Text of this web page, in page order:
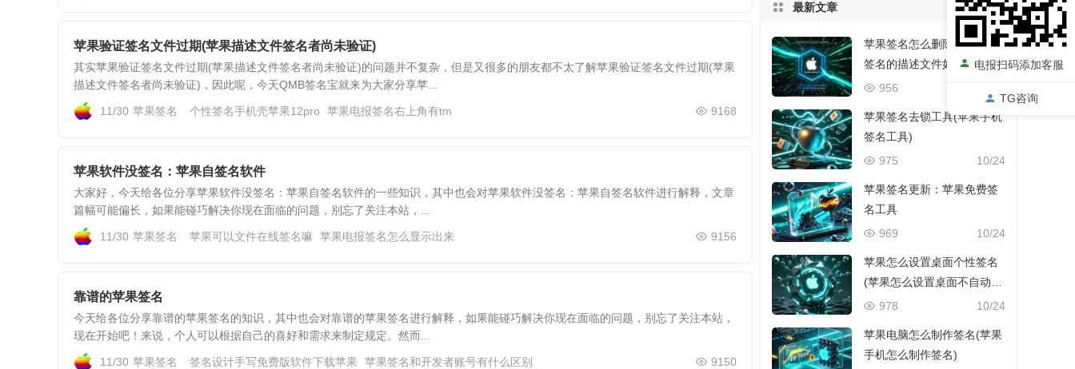
苹果验证签名文件过期(苹果描述文件签名者尚未验证)
其实苹果验证签名文件过期(苹果描述文件签名者尚未验证)的问题并不复杂，但是又很多的朋友都不太了解苹果验证签名文件过期(苹果
描述文件签名者尚未验证)，因此呢，今天QMB签名宝就来为大家分享苹...
11/30 苹果签名 9168
个性签名手机壳苹果12pro 苹果电报签名右上角有tm
苹果软件没签名：苹果自签名软件
大家好，今天给各位分享苹果软件没签名：苹果自签名软件的一些知识，其中也会对苹果软件没签名：苹果自签名软件进行解释，文章
篇幅可能偏长，如果能碰巧解决你现在面临的问题，别忘了关注本站，...
11/30 苹果签名 9156
苹果可以文件在线签名嘛 苹果电报签名怎么显示出来
靠谱的苹果签名
今天给各位分享靠谱的苹果签名的知识，其中也会对靠谱的苹果签名进行解释，如果能碰巧解决你现在面临的问题，别忘了关注本站，
现在开始吧！来说，个人可以根据自己的喜好和需求来制定规定。然而...
11/30 苹果签名 9150
签名设计手写免费版软件下载苹果 苹果签名和开发者账号有什么区别
最新文章
苹果签名怎么删除：苹果未
签名的描述文件如何删除
956
苹果签名去锁工具(苹果手机
签名工具)
10/24
975
苹果签名更新：苹果免费签
名工具
10/24
969
苹果怎么设置桌面个性签名
(苹果怎么设置桌面不自动排
列)
10/24
978
苹果电脑怎么制作签名(苹果
手机怎么制作签名)
电报扫码添加客服
TG咨询